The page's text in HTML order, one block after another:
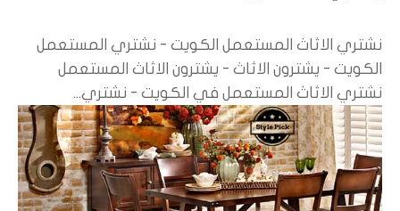
نشتري الاثاث المستعمل الكويت - نشتري المستعمل
الكويت - يشترون الاثاث - يشترون الاثاث المستعمل
نشتري الاثاث المستعمل في الكويت - نشتري...